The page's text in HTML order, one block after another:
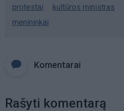
protestai kultūros ministras
menininkai
Komentarai
Rašyti komentarą